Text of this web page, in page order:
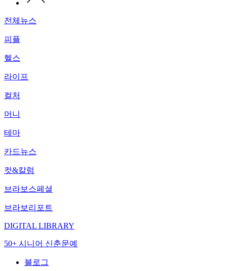
전체뉴스
피플
헬스
라이프
컬처
머니
테마
카드뉴스
컷&칼럼
브라보스페셜
브라보리포트
DIGITAL LIBRARY
50+ 시니어 신춘문예
블로그